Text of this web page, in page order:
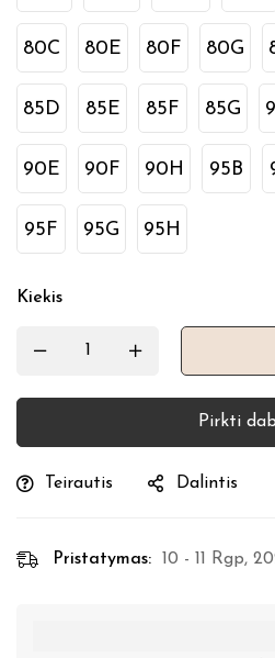
80C 80E 80F 80G
85D 85E 85F 85G
90E 90F 90H 95B
95F 95G 95H
Kiekis
Pirkti
Teirautis Dalintis
Pristatymas: 10 - 11 Rgp,